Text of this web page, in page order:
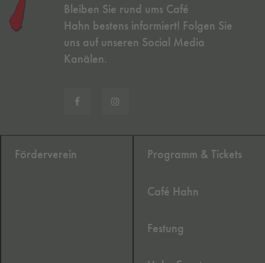
Bleiben Sie rund ums Café
Hahn bestens informiert! Folgen Sie
uns auf unseren Social Media
Kanälen.
Förderverein Programm & Tickets
Café Hahn
Festung